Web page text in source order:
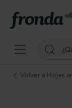
Volver a Hojas